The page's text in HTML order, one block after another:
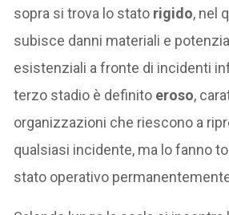
sopra si trova lo stato rigido, nel
subisce danni materiali e
esistenziali a fronte di incidenti
terzo stadio è definito eroso,
organizzazioni che riescono a
qualsiasi incidente, ma lo fanno
stato operativo